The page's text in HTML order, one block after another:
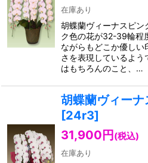
在庫あり
胡蝶蘭ヴィーナスピ
ク色の花が32-39輪程
ながらもどこか優しい
さを表現しているよう
はもちろんのこと、…
胡蝶蘭ヴィー
[24r3]
31,900 円 (税込)
在庫あり